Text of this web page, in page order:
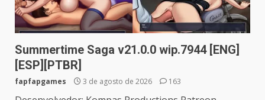
Summertime Saga v21.0.0 wip.7944 [ENG]
[ESP][PTBR]
fapfapgames 3 de agosto de 2026 163